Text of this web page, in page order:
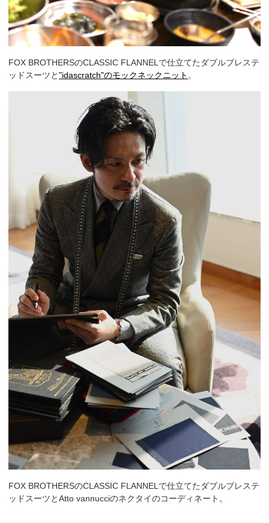
FOX BROTHERSのCLASSIC FLANNELで仕立てたダブルブレステ
ッドスーツと"idascratch"のモックネックニット 。
FOX BROTHERSのCLASSIC FLANNELで仕立てたダブルブレステ
ッドスーツとAtto vannucciのネクタイのコーディネート。